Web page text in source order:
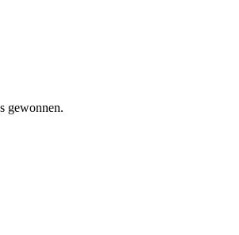
gewonnen.